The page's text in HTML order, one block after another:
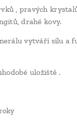
, pravých
drahé kovy.
vytváří sílu a
uložiště .